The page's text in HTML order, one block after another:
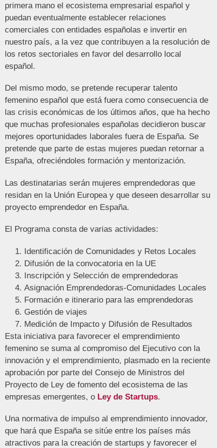
primera mano el ecosistema empresarial español y
puedan eventualmente establecer relaciones
comerciales con entidades españolas e invertir en
nuestro país, a la vez que contribuyen a la resolución de
los retos sectoriales en favor del desarrollo local
español.
Del mismo modo, se pretende recuperar talento
femenino español que está fuera como consecuencia de
las crisis económicas de los últimos años, que ha hecho
que muchas profesionales españolas decidieron buscar
mejores oportunidades laborales fuera de España. Se
pretende que parte de estas mujeres puedan retornar a
España, ofreciéndoles formación y mentorización.
Las destinatarias serán mujeres emprendedoras que
residan en la Unión Europea y que deseen desarrollar su
proyecto emprendedor en España.
El Programa consta de varias actividades:
Identificación de Comunidades y Retos Locales
Difusión de la convocatoria en la UE
Inscripción y Selección de emprendedoras
Asignación Emprendedoras-Comunidades Locales
Formación e itinerario para las emprendedoras
Gestión de viajes
Medición de Impacto y Difusión de Resultados
Esta iniciativa para favorecer el emprendimiento
femenino se suma al compromiso del Ejecutivo con la
innovación y el emprendimiento, plasmado en la reciente
aprobación por parte del Consejo de Ministros del
Proyecto de Ley de fomento del ecosistema de las
empresas emergentes, o Ley de Startups.
Una normativa de impulso al emprendimiento innovador,
que hará que España se sitúe entre los países más
atractivos para la creación de startups y favorecer el